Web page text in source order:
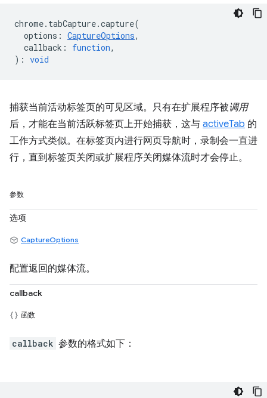
chrome. tabCapture.capture(
options : CaptureOptions,
callback : function,
) : void
捕获当前活动标签页的可见区域。只有在扩展程序被调用
后，才能在当前活跃标签页上开始捕获，这与 activeTab 的
工作方式类似。在标签页内进行网页导航时，录制会一直进
行，直到标签页关闭或扩展程序关闭媒体流时才会停止。
参数
选项
CaptureOptions
配置返回的媒体流。
callback
函数
callback 参数的格式如下：